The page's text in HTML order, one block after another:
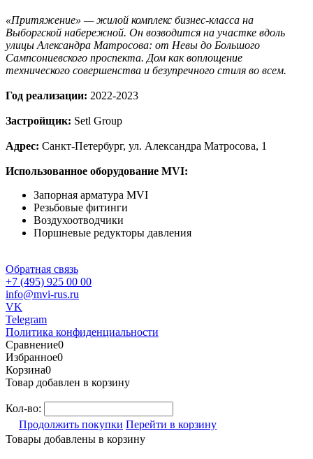
«Притяжение» — жилой комплекс бизнес-класса на
Выборгской набережной. Он возводится на участке вдоль
улицы Александра Матросова: от Невы до Большого
Сампсониевского проспекта. Дом как воплощение
технического совершенства и безупречного стиля во всем.
Год реализации: 2022-2023
Застройщик: Setl Group
Адрес: Санкт-Петербург, ул. Александра Матросова, 1
Использованное оборудование MVI:
Запорная арматура MVI
Резьбовые фитинги
Воздухоотводчики
Поршневые редукторы давления
Обратная связь
+7 (495) 925 00 00
info@mvi-rus.ru
VK
Telegram
Политика конфиденциальности
Сравнение0
Избранное0
Корзина0
Товар добавлен в корзину
Кол-во:
Продолжить покупки Перейти в корзину
Товары добавлены в корзину